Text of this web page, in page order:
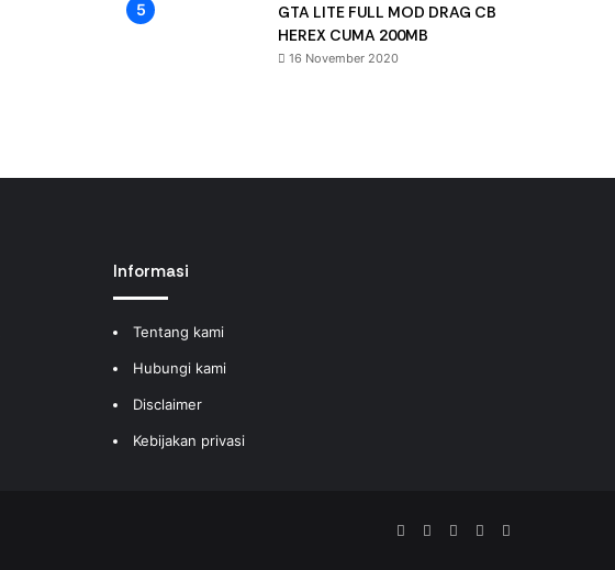
GTA LITE FULL MOD DRAG CB
HEREX CUMA 200MB
16 November 2020
Informasi
Tentang kami
Hubungi kami
Disclaimer
Kebijakan privasi
FacebookYouTubeInstagram
TikTok